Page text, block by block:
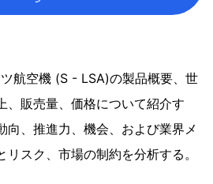
航空機 (S - LSA)の製品概要、世
、販売量、価格について紹介す
向、推進力、機会、および業界メ
スク、市場の制約を分析する。